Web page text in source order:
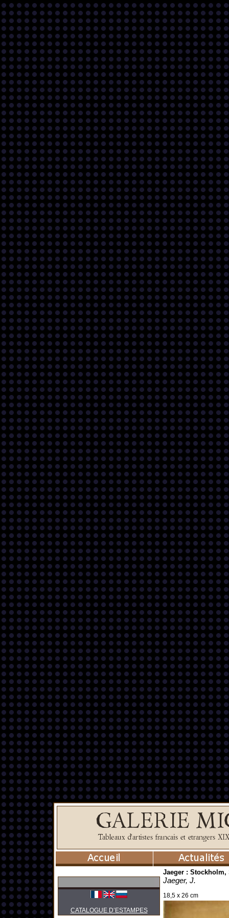
CATALOGUE D’ESTAMPES
Jaeger : Stockholm,
Jaeger, J.
18,5 x 26 cm